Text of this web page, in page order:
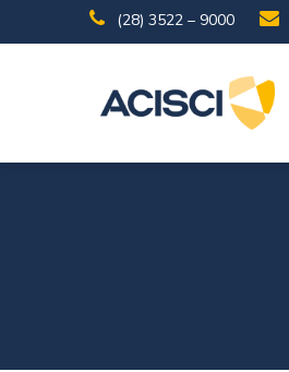
(28) 3522 – 9000